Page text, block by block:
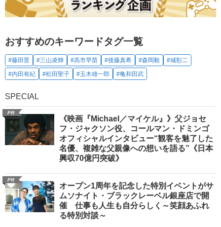
おすすめのキーワードタグ一覧
#藤田晋 #三山凌輝 #高市早苗 #後藤真希 #森岡毅
#城彰二
#内田有紀
#松田聖子 #玉木雄一郎 #亀和田武
SPECIAL
PR
《映画『Michael／マイケル』》父ジョセ
フ・ジャクソン役、コールマン・ドミンゴ
オフィシャルインタビュー“観客を魅了した
名優、複雑な父親像への想いを語る”《日本
興収70億円突破》
PR
オープン1周年を記念した特別イベントがサ
ムソナイト・ブラックレーベル銀座店で開
催 仕事も人生も自分らしく～笑顔あふれ
る特別対談～